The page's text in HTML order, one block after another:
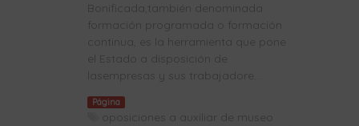
Bonificada,también denominada
formación programada o formación
continua, es la herramienta que pone
el Estado a disposición de
lasempresas y sus trabajadore...
Página
oposiciones a auxiliar de museo